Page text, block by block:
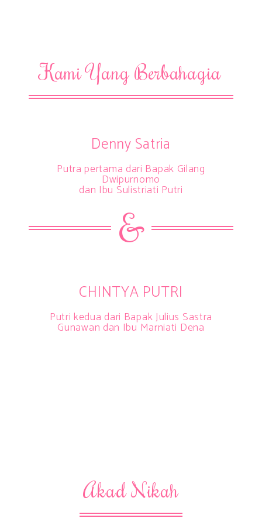
Kami Yang Berbahagia
Denny Satria
Putra pertama dari Bapak Gilang
Dwipurnomo
dan Ibu Sulistriati Putri
&
CHINTYA PUTRI
Putri kedua dari Bapak Julius Sastra
Gunawan dan Ibu Marniati Dena
Akad Nikah